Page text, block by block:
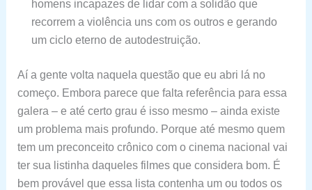
homens incapazes de lidar com a solidão que
recorrem a violência uns com os outros e gerando
um ciclo eterno de autodestruição.
Aí a gente volta naquela questão que eu abri lá no
começo. Embora parece que falta referência para essa
galera – e até certo grau é isso mesmo – ainda existe
um problema mais profundo. Porque até mesmo quem
tem um preconceito crônico com o cinema nacional vai
ter sua listinha daqueles filmes que considera bom. É
bem provável que essa lista contenha um ou todos os